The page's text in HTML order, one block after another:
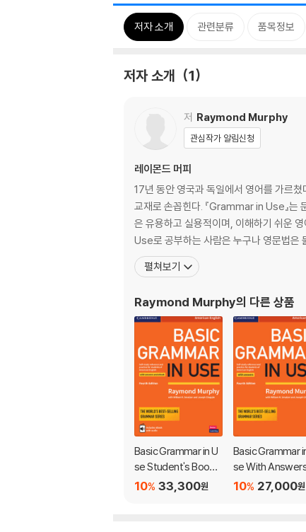
저자 소개 관련분류 품목정보
저자 소개 1
저 Raymond Murphy
관심작가 알림신청
레이몬드 머피
17년 동안 영국과 독일에서 영어를 가르
교재로 손꼽힌다. 『Grammar in Use』는
은 유용하고 실용적이며, 이해하기 쉬운
Use로 공부하는 사람은 누구나 영문법은
펼쳐보기
Raymond Murphy의 다른 상품
Basic Grammar in U
se Student's Book
with Answers and In
33,300원
10%
Basic Grammar
se With
4/E
27,000원
10%